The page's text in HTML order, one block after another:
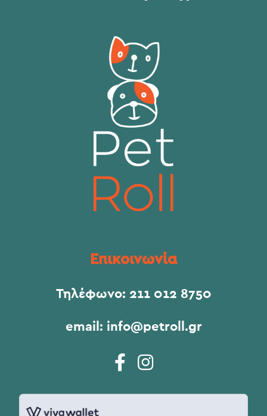
Επικοινωνία
Τηλέφωνο: 211 012 8750
email: info@petroll.gr